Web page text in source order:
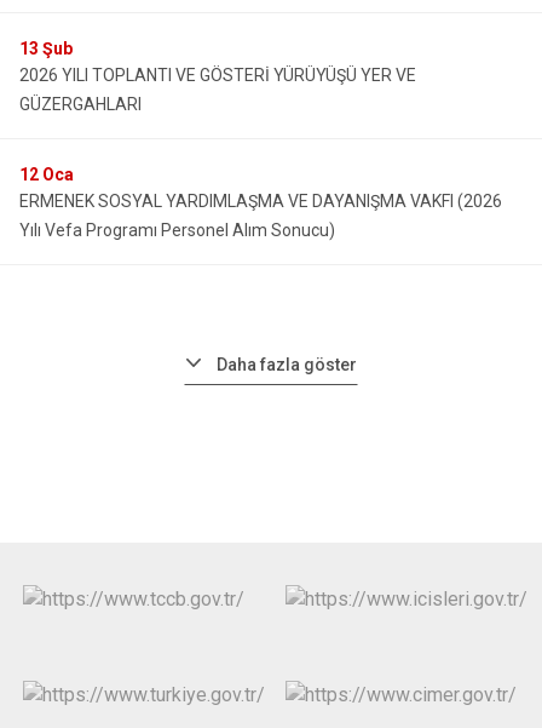
13 Şub
2026 YILI TOPLANTI VE GÖSTERİ YÜRÜYÜŞÜ YER VE
GÜZERGAHLARI
12 Oca
ERMENEK SOSYAL YARDIMLAŞMA VE DAYANIŞMA VAKFI (2026
Yılı Vefa Programı Personel Alım Sonucu)
Daha fazla göster